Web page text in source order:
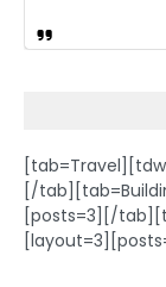
[/
[posts=3][/